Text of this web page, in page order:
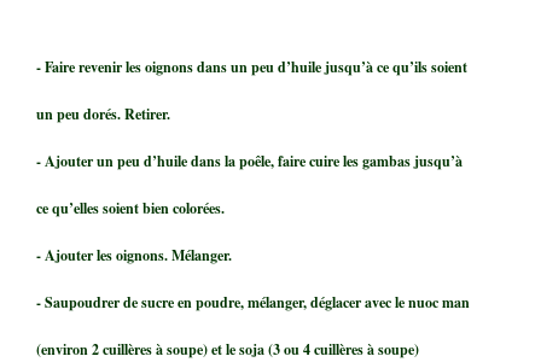
- Faire revenir les oignons dans un peu d’huile jusqu’à ce qu’ils soient
un peu dorés. Retirer.
- Ajouter un peu d’huile dans la poêle, faire cuire les gambas jusqu’à
ce qu’elles soient bien colorées.
- Ajouter les oignons. Mélanger.
- Saupoudrer de sucre en poudre, mélanger, déglacer avec le nuoc man
(environ 2 cuillères à soupe) et le soja (3 ou 4 cuillères à soupe)